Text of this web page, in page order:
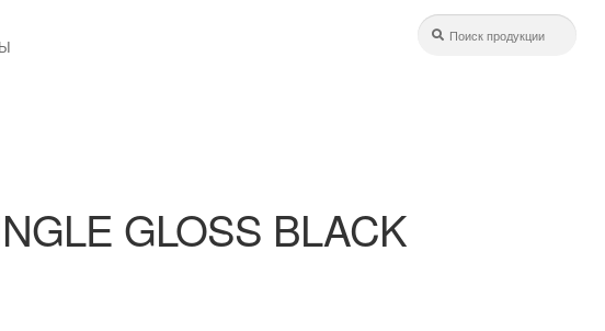
Поиск:
Искать
GLOSS BLACK